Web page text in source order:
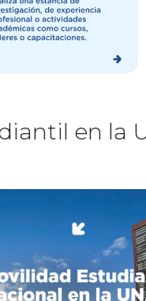
en la